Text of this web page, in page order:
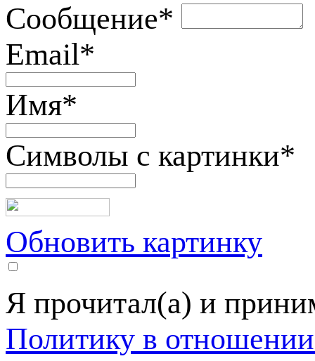
Сообщение*
Email*
Имя*
Символы с картинки*
Обновить картинку
Я прочитал(а) и
Политику в